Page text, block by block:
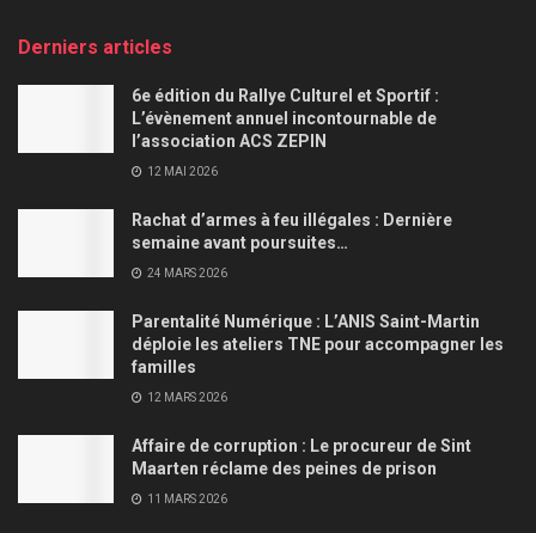
Derniers articles
6e édition du Rallye Culturel et Sportif :
L’évènement annuel incontournable de
l’association ACS ZEPIN
12 MAI 2026
Rachat d’armes à feu illégales : Dernière
semaine avant poursuites…
24 MARS 2026
Parentalité Numérique : L’ANIS Saint-Martin
déploie les ateliers TNE pour accompagner les
familles
12 MARS 2026
Affaire de corruption : Le procureur de Sint
Maarten réclame des peines de prison
11 MARS 2026